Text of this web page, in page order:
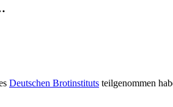
Deutschen Brotinstituts teilgenommen